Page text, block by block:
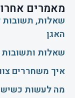
מאמרים
שאלות, תשובות
האגן
שאלות ותשובות
איך משחררים
​מה לעשות כשיש